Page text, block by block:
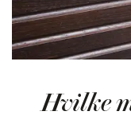
Hvilke